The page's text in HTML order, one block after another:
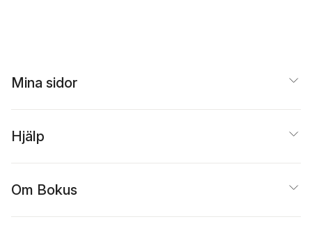
Mina sidor
Hjälp
Om Bokus